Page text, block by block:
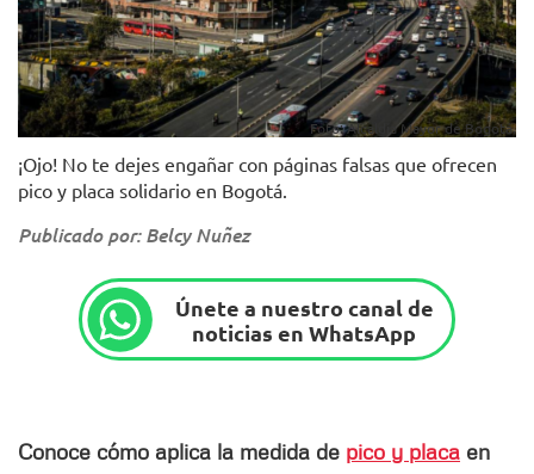
Foto: Alcaldía Mayor de Bogotá.
¡Ojo! No te dejes engañar con páginas falsas que ofrecen
pico y placa solidario en Bogotá.
Publicado por: Belcy Nuñez
Únete a nuestro canal de
noticias en WhatsApp
Conoce cómo aplica la medida de pico y placa en